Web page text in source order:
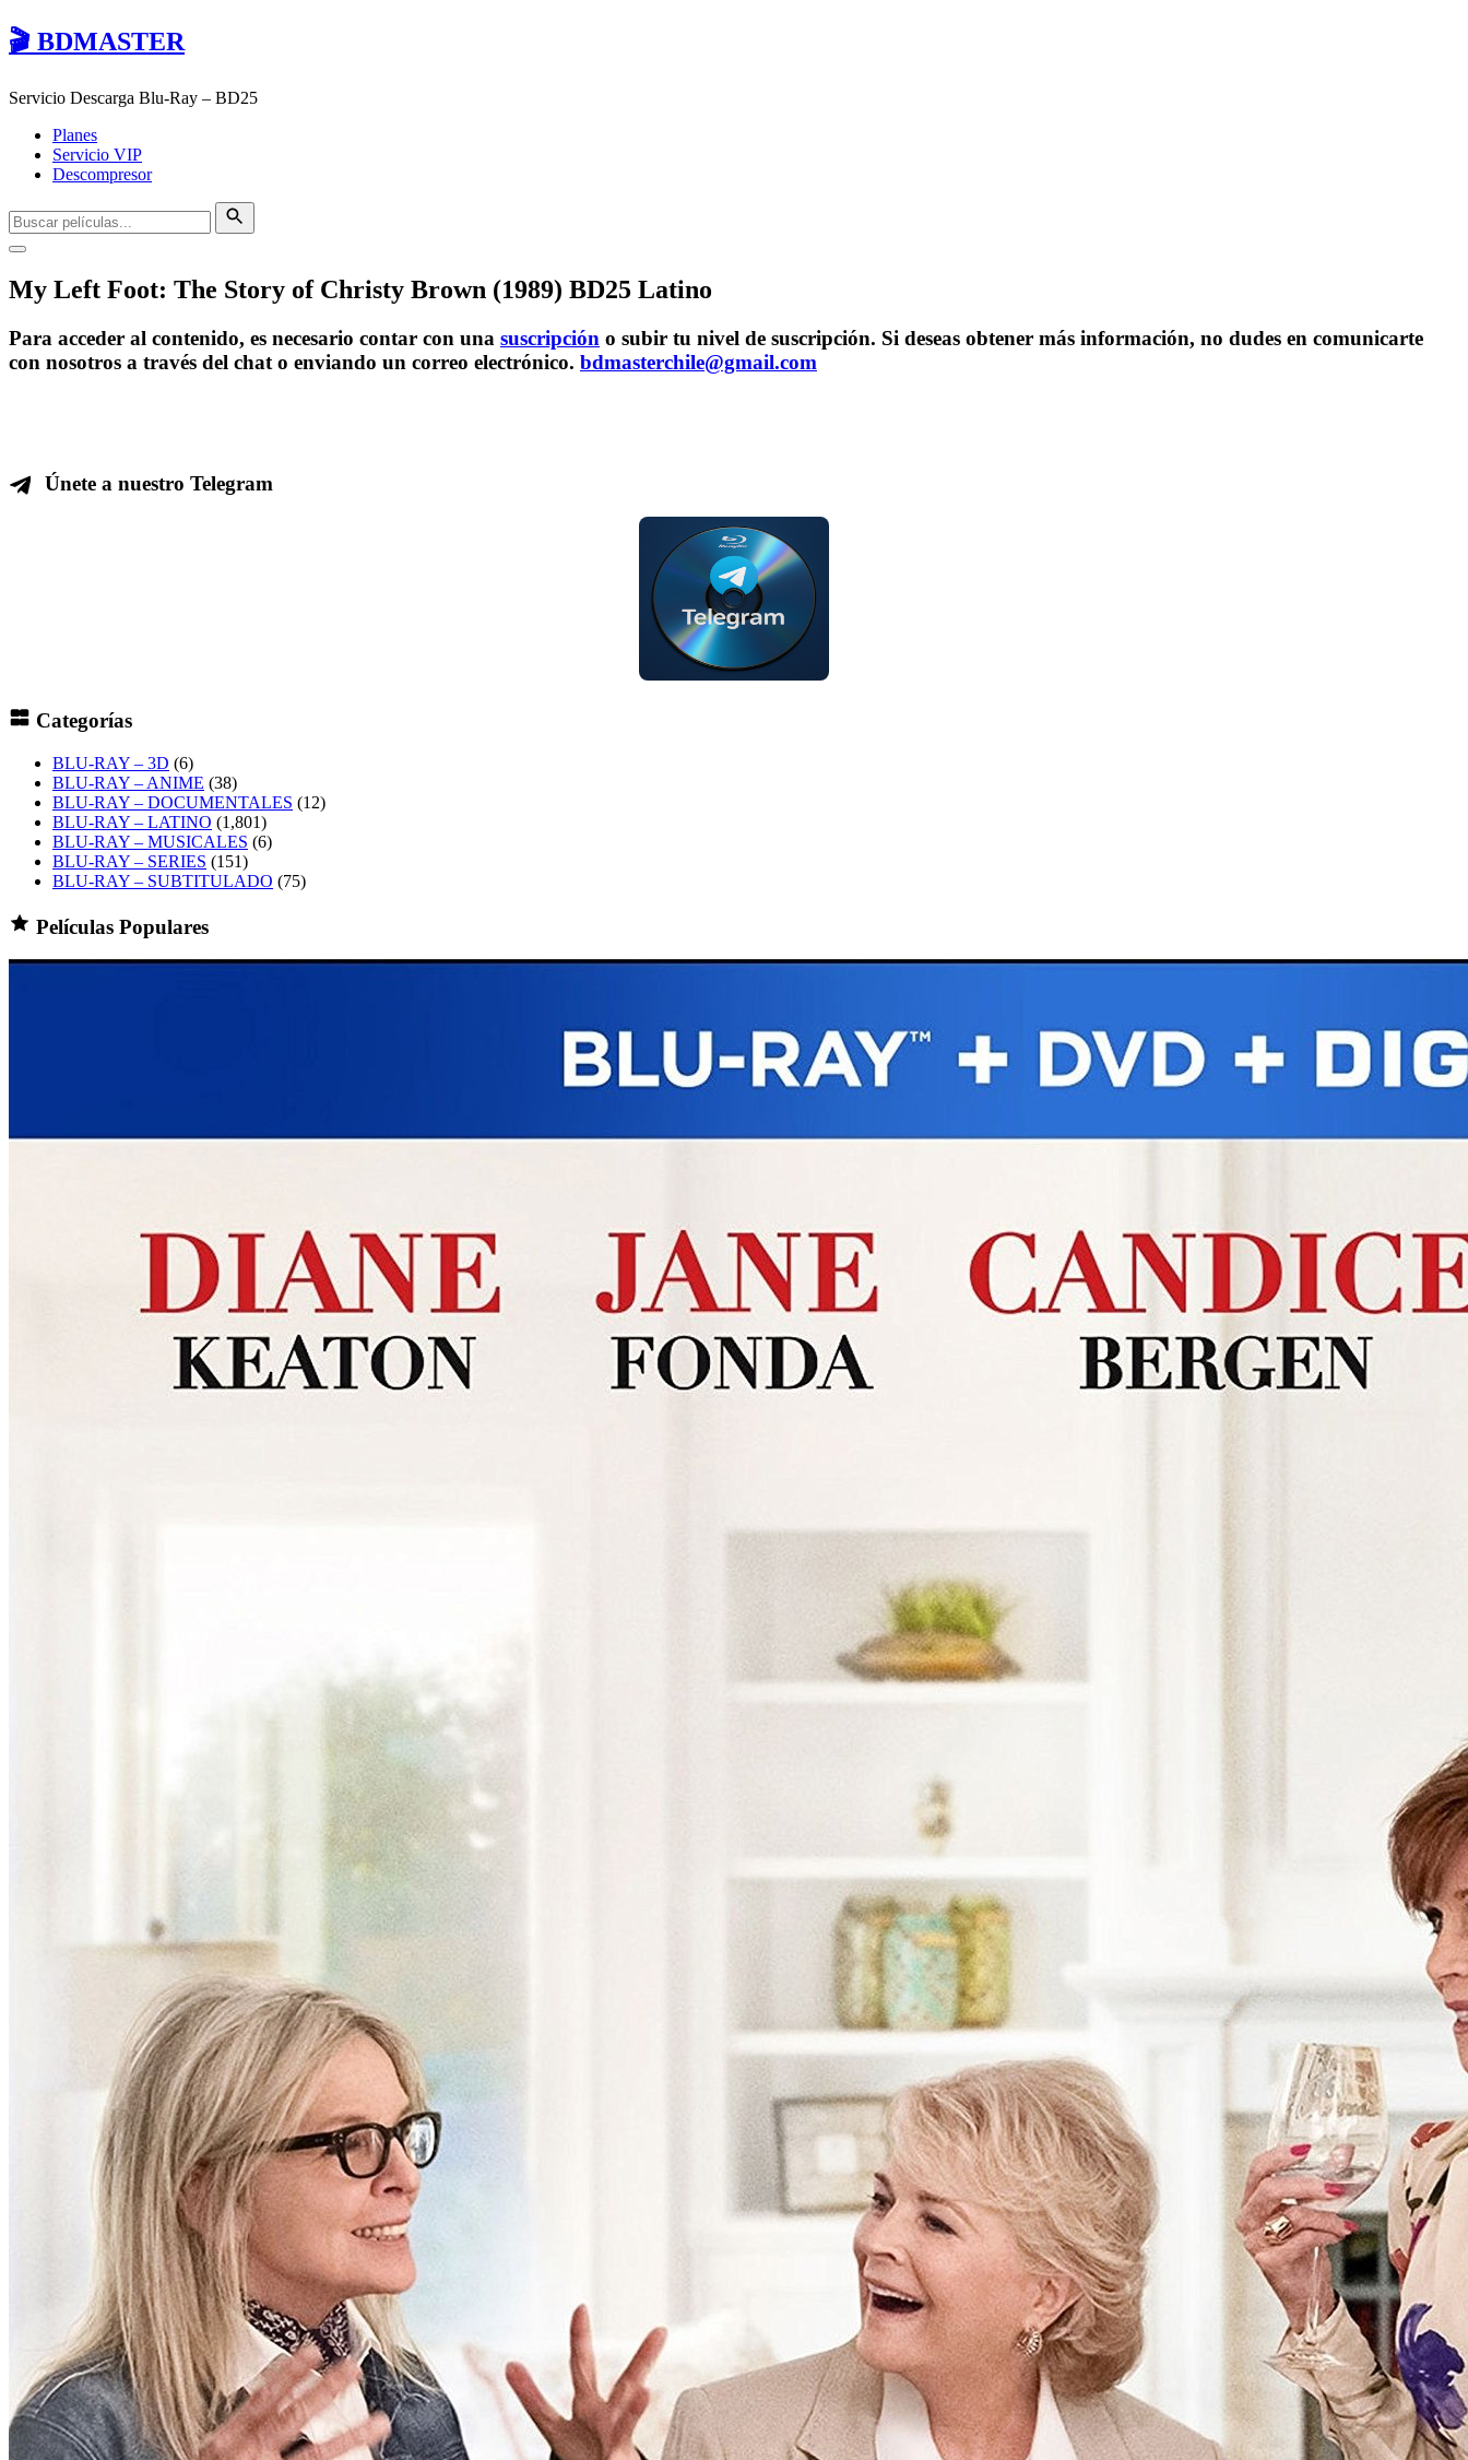
🎬 BDMASTER
Servicio Descarga Blu-Ray – BD25
Planes
Servicio VIP
Descompresor
My Left Foot: The Story of Christy Brown (1989) BD25 Latino
Para acceder al contenido, es necesario contar con una suscripción o subir tu nivel de suscripción. Si deseas obtener más información, no dudes en comunicarte
con nosotros a través del chat o enviando un correo electrónico. bdmasterchile@gmail.com
Únete a nuestro Telegram
Categorías
BLU-RAY – 3D (6)
BLU-RAY – ANIME (38)
BLU-RAY – DOCUMENTALES (12)
BLU-RAY – LATINO (1,801)
BLU-RAY – MUSICALES (6)
BLU-RAY – SERIES (151)
BLU-RAY – SUBTITULADO (75)
Películas Populares